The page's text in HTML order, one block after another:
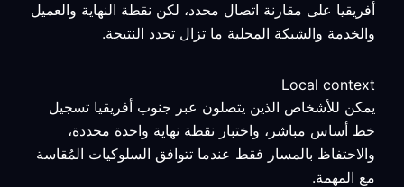
أفريقيا على مقارنة اتصال محدد، لكن نقطة النهاية والعميل
والخدمة والشبكة المحلية ما تزال تحدد النتيجة.
Local context
يمكن للأشخاص الذين يتصلون عبر جنوب أفريقيا تسجيل
خط أساس مباشر، واختبار نقطة نهاية واحدة محددة،
والاحتفاظ بالمسار فقط عندما تتوافق السلوكيات المُقاسة
مع المهمة.